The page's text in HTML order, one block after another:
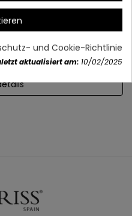
und Cookie-Richtlinie
aktualisiert am: 10/02/2025